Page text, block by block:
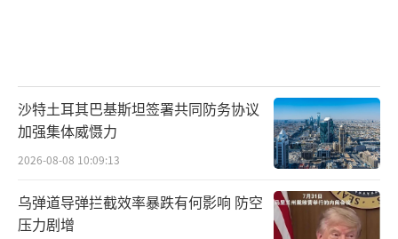
沙特土耳其巴基斯坦签署共同防务协议
加强集体威慑力
2026-08-08 10:09:13
乌弹道导弹拦截效率暴跌有何影响 防空
压力剧增